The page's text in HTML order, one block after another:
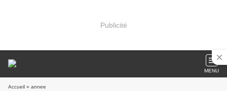
Publicité
MENU
Accueil » annee